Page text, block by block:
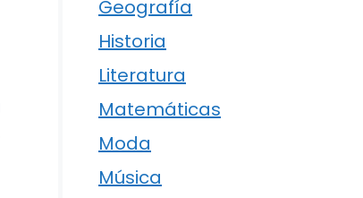
Geografía
Historia
Literatura
Matemáticas
Moda
Música